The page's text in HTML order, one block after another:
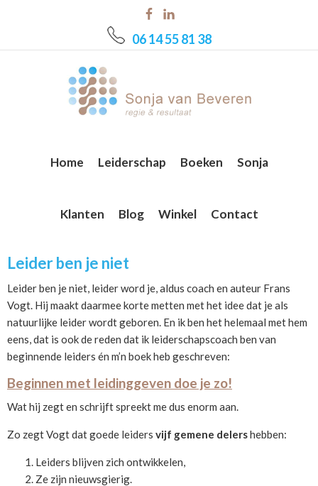
06 14 55 81 38
Home Leiderschap Boeken Sonja
Klanten Blog Winkel Contact
Leider ben je niet
Leider ben je niet, leider word je, aldus coach en auteur Frans
Vogt. Hij maakt daarmee korte metten met het idee dat je als
natuurlijke leider wordt geboren. En ik ben het helemaal met hem
eens, dat is ook de reden dat ik leiderschapscoach ben van
beginnende leiders én m’n boek heb geschreven:
Beginnen met leidinggeven doe je zo!
Wat hij zegt en schrijft spreekt me dus enorm aan.
Zo zegt Vogt dat goede leiders vijf gemene delershebben:
Leiders blijven zich ontwikkelen,
Ze zijn nieuwsgierig.